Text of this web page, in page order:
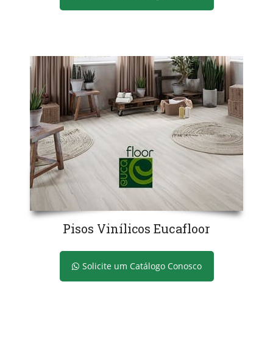
Pisos Vinílicos Eucafloor
Solicite um Catálogo Conosco